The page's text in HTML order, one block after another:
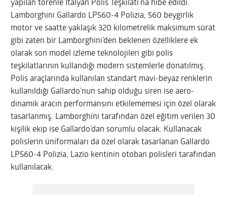
yapılan törenle İtalyan Polis Teşkilatı’na hibe edildi.
Lamborghini Gallardo LP560-4 Polizia, 560 beygirlik
motor ve saatte yaklaşık 320 kilometrelik maksimum sürat
gibi zaten bir Lamborghini’den beklenen özelliklere ek
olarak son model izleme teknolojileri gibi polis
teşkilatlarının kullandığı modern sistemlerle donatılmış.
Polis araçlarında kullanılan standart mavi-beyaz renklerin
kullanıldığı Gallardo’nun sahip olduğu siren ise aero-
dinamik aracın performansını etkilememesi için özel olarak
tasarlanmış. Lamborghini tarafından özel eğitim verilen 30
kişilik ekip ise Gallardo’dan sorumlu olacak. Kullanacak
polislerin üniformaları da özel olarak tasarlanan Gallardo
LP560-4 Polizia, Lazio kentinin otoban polisleri tarafından
kullanılacak.